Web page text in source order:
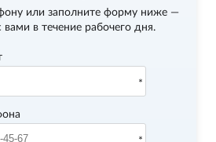
или заполните форму ниже —
в течение рабочего дня.